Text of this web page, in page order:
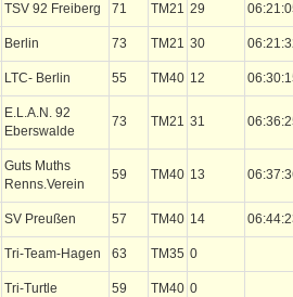
TSV 92 Freiberg 71 TM21 29
Berlin 73 TM21 30
LTC- Berlin 55 TM40 12
E.L.A.N. 92
Eberswalde
73 TM21 31
Guts Muths
Renns.Verein
59 TM40 13
SV Preußen 57 TM40 14
Tri-Team-Hagen 63 TM35 0
Tri-Turtle 59 TM40 0